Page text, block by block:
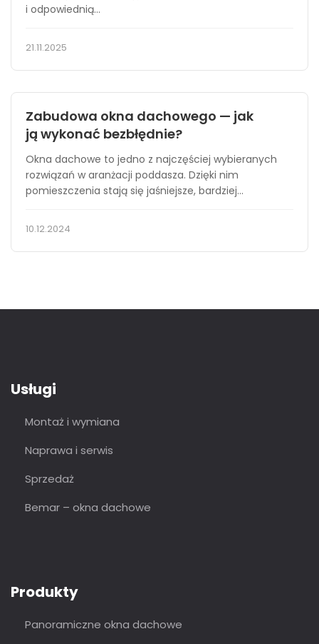
i odpowiednią...
21.11.2025
Zabudowa okna dachowego — jak
ją wykonać bezbłędnie?
Okna dachowe to jedno z najczęściej wybieranych
rozwiązań w aranżacji poddasza. Dzięki nim
pomieszczenia stają się jaśniejsze, bardziej...
10.12.2024
Usługi
Montaż i wymiana
Naprawa i serwis
Sprzedaż
Bemar – okna dachowe
Produkty
Panoramiczne okna dachowe